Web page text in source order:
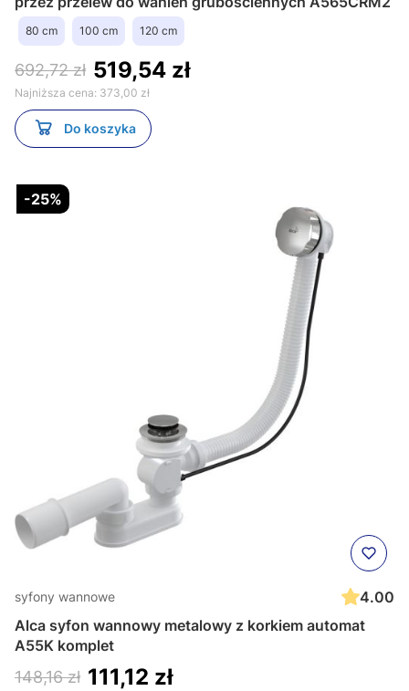
80 cm 100 cm 120 cm
692,72 zł 519,54 zł
Najniższa cena: 373,00 zł
Do koszyka
-25%
syfony wannowe
4.00
Alca syfon wannowy metalowy z korkiem automat
A55K komplet
148,16 zł 111,12 zł